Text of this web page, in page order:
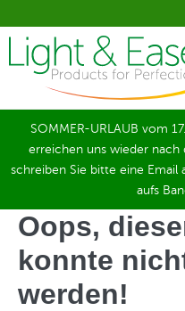
SOMMER-URLAUB vom
erreichen uns wieder nach
schreiben Sie bitte eine Email
aufs
Oops,
konnte
werden!